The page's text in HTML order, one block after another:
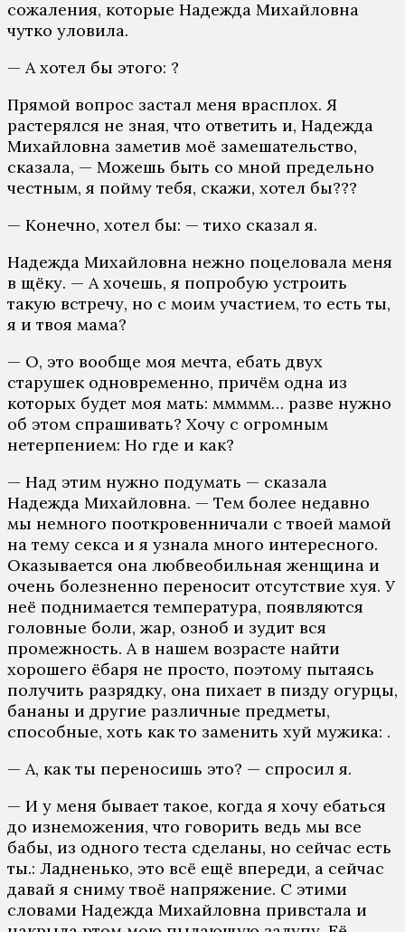
сожаления, которые Надежда Михайловна
чутко уловила.
— А хотел бы этого: ?
Прямой вопрос застал меня врасплох. Я
растерялся не зная, что ответить и, Надежда
Михайловна заметив моё замешательство,
сказала, — Можешь быть со мной предельно
честным, я пойму тебя, скажи, хотел бы???
— Конечно, хотел бы: — тихо сказал я.
Надежда Михайловна нежно поцеловала меня
в щёку. — А хочешь, я попробую устроить
такую встречу, но с моим участием, то есть ты,
я и твоя мама?
— О, это вообще моя мечта, ебать двух
старушек одновременно, причём одна из
которых будет моя мать: ммммм… разве нужно
об этом спрашивать? Хочу с огромным
нетерпением: Но где и как?
— Над этим нужно подумать — сказала
Надежда Михайловна. — Тем более недавно
мы немного пооткровенничали с твоей мамой
на тему секса и я узнала много интересного.
Оказывается она любвеобильная женщина и
очень болезненно переносит отсутствие хуя. У
неё поднимается температура, появляются
головные боли, жар, озноб и зудит вся
промежность. А в нашем возрасте найти
хорошего ёбаря не просто, поэтому пытаясь
получить разрядку, она пихает в пизду огурцы,
бананы и другие различные предметы,
способные, хоть как то заменить хуй мужика: .
— А, как ты переносишь это? — спросил я.
— И у меня бывает такое, когда я хочу ебаться
до изнеможения, что говорить ведь мы все
бабы, из одного теста сделаны, но сейчас есть
ты.: Ладненько, это всё ещё впереди, а сейчас
давай я сниму твоё напряжение. С этими
словами Надежда Михайловна привстала и